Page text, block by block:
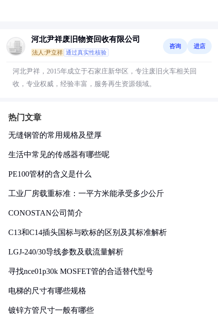
河北尹祥废旧物资回收有限公司
法人:尹立祥 通过真实性核验
咨询 进店
河北尹祥，2015年成立于石家庄新华区，专注废旧火车相关回
收，专业权威，经验丰富，服务再生资源领域。
热门文章
无缝钢管的常用规格及壁厚
生活中常见的传感器有哪些呢
PE100管材的含义是什么
工业厂房载重标准：一平方米能承受多少公斤
CONOSTAN公司简介
C13和C14插头国标与欧标的区别及其标准解析
LGJ-240/30导线参数及载流量解析
寻找nce01p30k MOSFET管的合适替代型号
电梯的尺寸有哪些规格
镀锌方管尺寸一般有哪些